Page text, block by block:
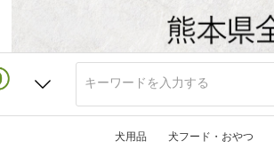
犬用品 犬フード・おやつ